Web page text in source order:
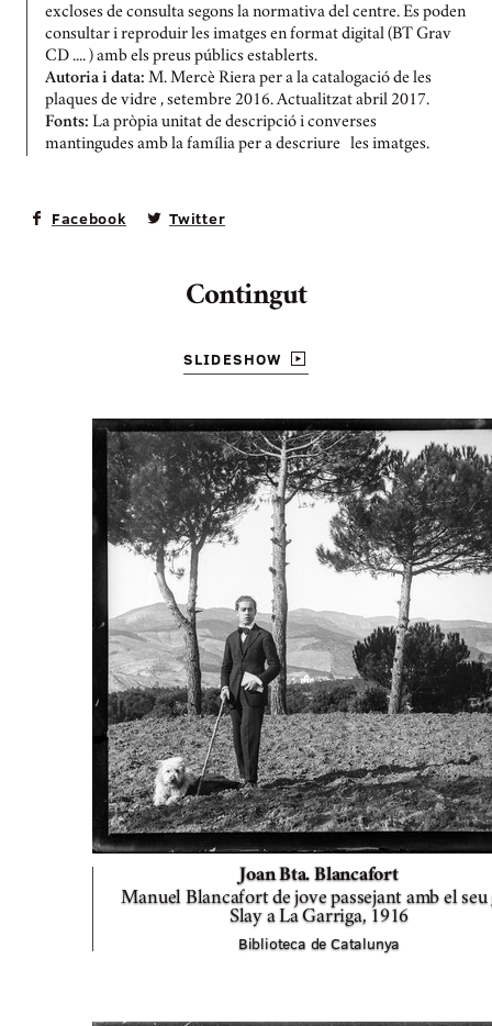
excloses de consulta segons la normativa del centre. Es poden
consultar i reproduir les imatges en format digital (BT Grav
CD .... ) amb els preus públics establerts.
Autoria i data: M. Mercè Riera per a la catalogació de les
plaques de vidre , setembre 2016. Actualitzat abril 2017.
Fonts: La pròpia unitat de descripció i converses
mantingudes amb la família per a descriure les imatges.
Facebook Twitter
Contingut
SLIDESHOW
Joan Bta. Blancafort
Manuel Blancafort de jove passejant amb el seu
Slay a La Garriga, 1916
Biblioteca de Catalunya